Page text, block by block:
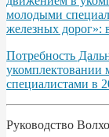
молодыми
железных дорог»:
Потребность
укомплектовании
специалистами в
Руководство